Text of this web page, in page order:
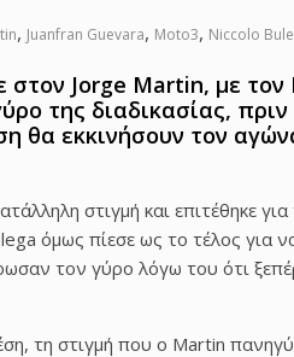
, Juanfran Guevara, Moto3, Niccolo
Jorge Martin, με τον
της διαδικασίας,
θα εκκινήσουν τον
στιγμή και επιτέθηκε
όμως πίεσε ως το τέλος για
τον γύρο λόγω του ότι
τη στιγμή που ο Martin